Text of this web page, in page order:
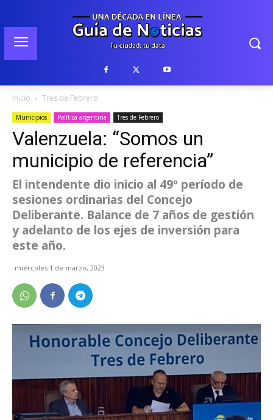
Inicio Tres de Febrero
Municipios Política argentina Tres de Febrero
Valenzuela: “Somos un
municipio de referencia”
El intendente dio inicio al 49º período de
sesiones ordinarias del Concejo
Deliberante. Balance de 7 años de gestión
y adelanto de los ejes de inversión para
este año.
miércoles 1 de marzo, 2023